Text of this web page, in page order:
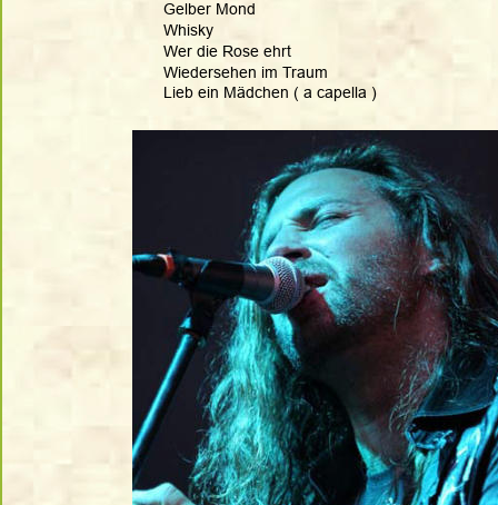
Gelber Mond
Whisky
Wer die Rose ehrt
Wiedersehen im Traum
Lieb ein Mädchen ( a capella )